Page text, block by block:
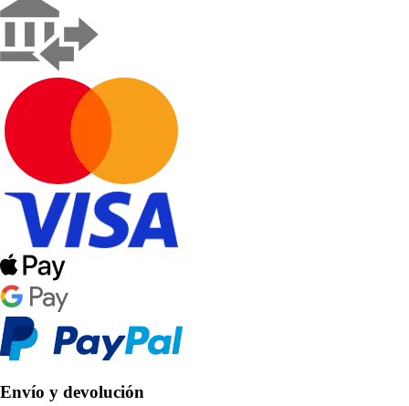
Envío y devolución